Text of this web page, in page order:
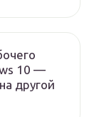
10 —
другой